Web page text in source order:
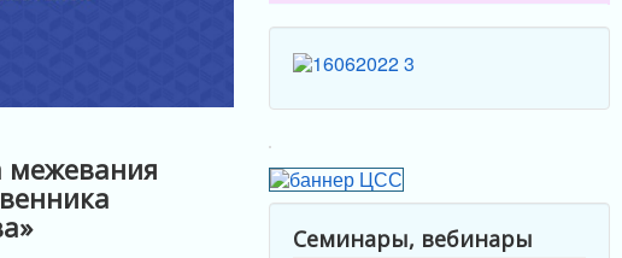
межевания
Семинары, вебинары